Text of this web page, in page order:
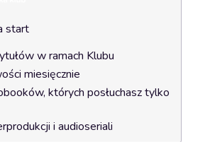
start
w ramach Klubu
miesięcznie
których posłuchasz tylko
i audioseriali